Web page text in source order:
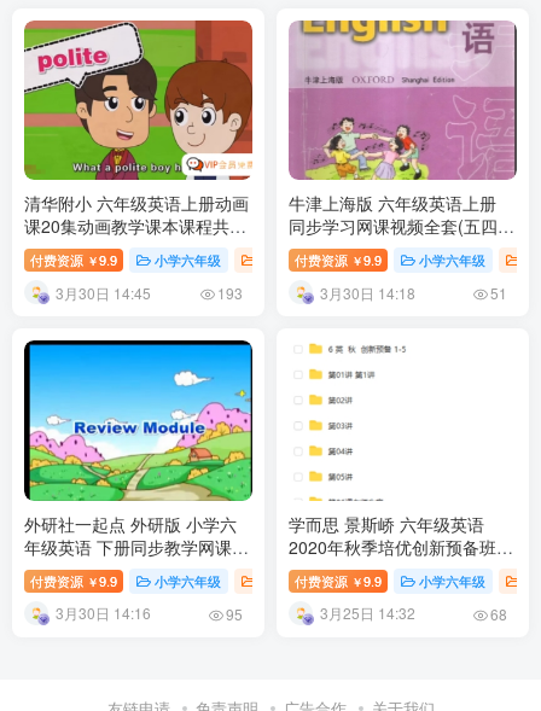
清华附小 六年级英语上册动画
课20集动画教学课本课程共
1.49G MP4文件百度网盘下载
付费资源 ￥9.9 小学六年级 小学英语课 小学课堂 小学教育
3月30日 14:45 193
牛津上海版 六年级英语上册
同步学习网课视频全套(五四制
11单元) 百度云网盘下载
付费资源 ￥9.9 小学六年级
3月30日 14:18 51
外研社一起点 外研版 小学六
年级英语 下册同步教学网课视
频资源(高清版 43讲) 百度网盘
下载
付费资源 ￥9.9 小学六年级 小学英语课 小学课堂 小学教育
3月30日 14:16 95
学而思 景斯峤 六年级英语
2020年秋季培优创新预备班
百度网盘下载
付费资源 ￥9.9 小学六年级
3月25日 14:32 68